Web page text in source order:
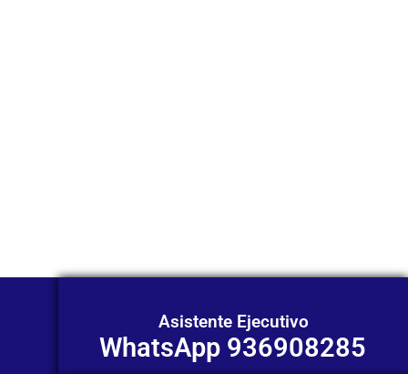
Asistente Ejecutivo
WhatsApp 936908285